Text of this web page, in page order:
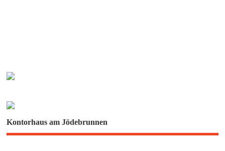
Kontorhaus am Jödebrunnen